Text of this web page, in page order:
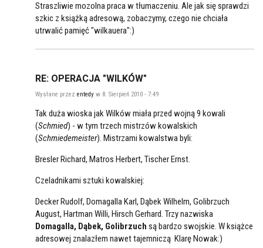
Straszliwie mozolna praca w tłumaczeniu. Ale jak się sprawdzi
szkic z książką adresową, zobaczymy, czego nie chciała
utrwalić pamięć "wilkauera":)
RE: OPERACJA "WILKÓW"
Wysłane przez entedy w 8. Sierpień 2010 - 7:49
Tak duża wioska jak Wilków miała przed wojną 9 kowali
(Schmied) - w tym trzech mistrzów kowalskich
(Schmiedemeister). Mistrzami kowalstwa byli:
Bresler Richard, Matros Herbert, Tischer Ernst.
Czeladnikami sztuki kowalskiej:
Decker Rudolf, Domagalla Karl, Dąbek Wilhelm, Golibrzuch
August, Hartman Willi, Hirsch Gerhard. Trzy nazwiska
Domagalla, Dąbek, Golibrzuch są bardzo swojskie. W książce
adresowej znalazłem nawet tajemniczą Klarę Nowak:)